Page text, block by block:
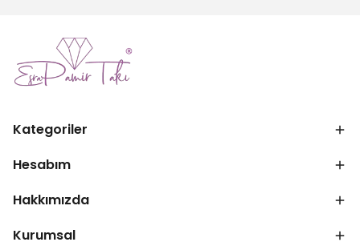
Kategoriler
Hesabım
Hakkımızda
Kurumsal